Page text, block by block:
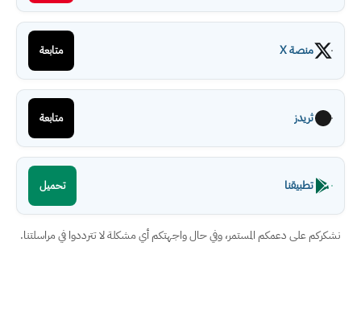
منصة X متابعة
ثريدز متابعة
تطبيقنا تحميل
نشكركم على دعمكم المستمر، وفي حال واجهتكم أي مشكلة لا تترددوا في مراسلتنا.